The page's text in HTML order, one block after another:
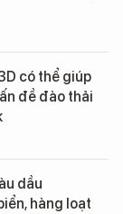
có thể giúp
đề đào thải
dầu
hàng loạt